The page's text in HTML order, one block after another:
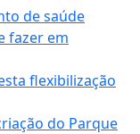
de saúde
fazer em
flexibilização
do Parque